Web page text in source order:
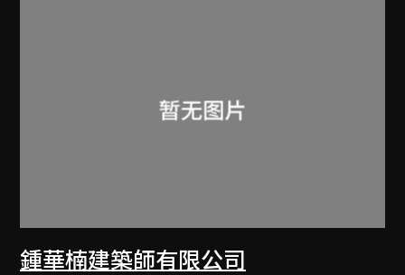
鍾華楠建築師有限公司